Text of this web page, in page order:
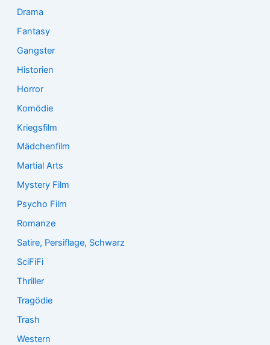
Drama
Fantasy
Gangster
Historien
Horror
Komödie
Kriegsfilm
Mädchenfilm
Martial Arts
Mystery Film
Psycho Film
Romanze
Satire, Persiflage, Schwarz
SciFiFi
Thriller
Tragödie
Trash
Western